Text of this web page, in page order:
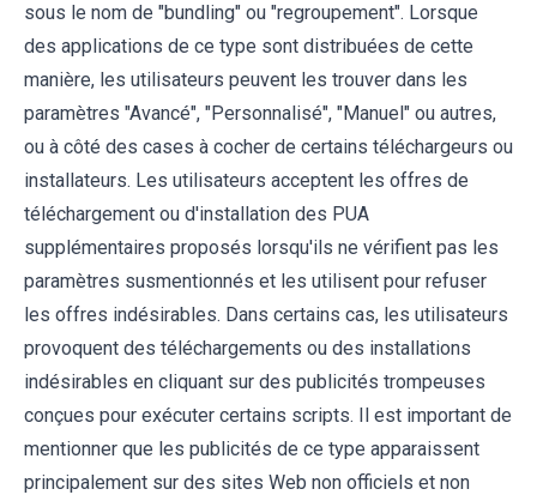
sous le nom de "bundling" ou "regroupement". Lorsque
des applications de ce type sont distribuées de cette
manière, les utilisateurs peuvent les trouver dans les
paramètres "Avancé", "Personnalisé", "Manuel" ou autres,
ou à côté des cases à cocher de certains téléchargeurs ou
installateurs. Les utilisateurs acceptent les offres de
téléchargement ou d'installation des PUA
supplémentaires proposés lorsqu'ils ne vérifient pas les
paramètres susmentionnés et les utilisent pour refuser
les offres indésirables. Dans certains cas, les utilisateurs
provoquent des téléchargements ou des installations
indésirables en cliquant sur des publicités trompeuses
conçues pour exécuter certains scripts. Il est important de
mentionner que les publicités de ce type apparaissent
principalement sur des sites Web non officiels et non